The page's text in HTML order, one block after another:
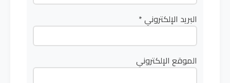
البريد الإلكتروني*
الموقع الإلكتروني